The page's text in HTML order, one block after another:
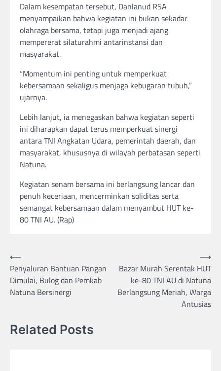
Dalam kesempatan tersebut, Danlanud RSA
menyampaikan bahwa kegiatan ini bukan sekadar
olahraga bersama, tetapi juga menjadi ajang
mempererat silaturahmi antarinstansi dan
masyarakat.
“Momentum ini penting untuk memperkuat
kebersamaan sekaligus menjaga kebugaran tubuh,”
ujarnya.
Lebih lanjut, ia menegaskan bahwa kegiatan seperti
ini diharapkan dapat terus memperkuat sinergi
antara TNI Angkatan Udara, pemerintah daerah, dan
masyarakat, khususnya di wilayah perbatasan seperti
Natuna.
Kegiatan senam bersama ini berlangsung lancar dan
penuh keceriaan, mencerminkan soliditas serta
semangat kebersamaan dalam menyambut HUT ke-
80 TNI AU. (Rap)
Post
navigation
⟵
Penyaluran Bantuan Pangan
Dimulai, Bulog dan Pemkab
Natuna Bersinergi
Bazar Murah Serentak HUT
ke-80 TNI AU di Natuna
Berlangsung Meriah, Warga
Antusias
⟶
Related Posts